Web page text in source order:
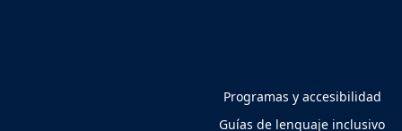
Programas y accesibilidad
Guías de lenguaje inclusivo